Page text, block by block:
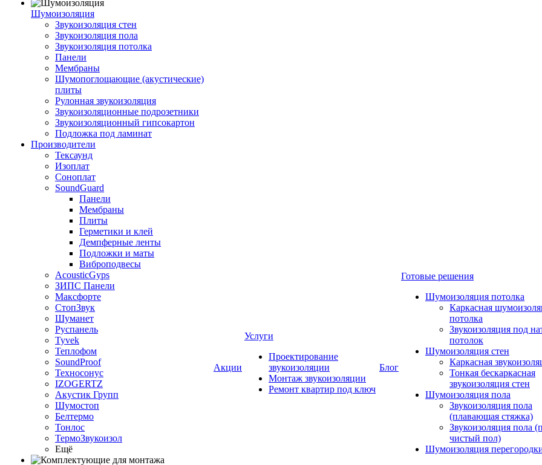
Шумоизоляция
Звукоизоляция стен
Звукоизоляция пола
Звукоизоляция потолка
Панели
Мембраны
Шумопоглощающие (акустические)
плиты
Рулонная звукоизоляция
Звукоизоляционные подрозетники
Звукоизоляционный гипсокартон
Подложка под ламинат
Производители
Тексаунд
Изоплат
Соноплат
SoundGuard
Панели
Мембраны
Плиты
Герметики и клей
Демпферные ленты
Подложки и маты
Виброподвесы
AcousticGyps
ЗИПС Панели
Максфорте
СтопЗвук
Шуманет
Руспанель
Tyvek
Теплофом
SoundProof
Техносонус
IZOGERTZ
Акустик Групп
Шумостоп
Белтермо
Тонлос
ТермоЗвукоизол
Ещё
Акции
Услуги
Проектирование
звукоизоляции
Монтаж звукоизоляции
Ремонт квартир под ключ
Блог
Готовые решения
Шумоизоляция потолка
Каркасная
потолка
Звукоизоляция под
потолок
Шумоизоляция стен
Каркасная
Тонкая бескаркасная
звукоизоляция стен
Шумоизоляция пола
Звукоизоляция пола
(плавающая стяжка)
Звукоизоляция пола
чистый пол)
Шумоизоляция